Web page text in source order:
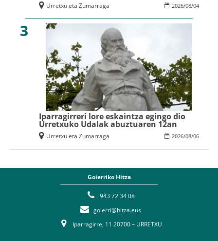
2026/08/04
Urretxu eta Zumarraga
3
Iparragirreri lore eskaintza egingo dio
Urretxuko Udalak abuztuaren 12an
2026/08/06
Urretxu eta Zumarraga
Goierriko Hitza
943 72 34 08
goierri@hitza.eus
Iparragirre, 11 20700 – URRETXU